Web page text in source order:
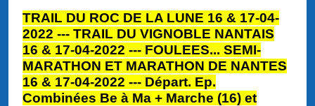
TRAIL DU ROC DE LA LUNE 16 & 17-04-
2022 --- TRAIL DU VIGNOBLE NANTAIS
16 & 17-04-2022 --- FOULEES... SEMI-
MARATHON ET MARATHON DE NANTES
16 & 17-04-2022 --- Départ. Ep.
Combinées Be à Ma + Marche (16) et